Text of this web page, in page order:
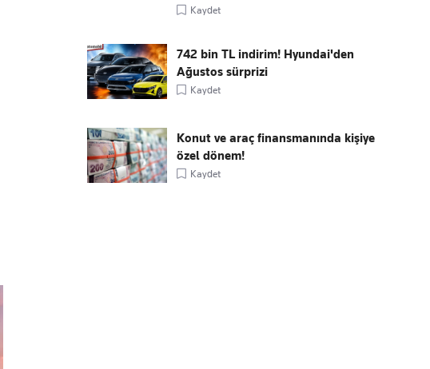
Kaydet
742 bin TL indirim! Hyundai'den
Ağustos sürprizi
Kaydet
Konut ve araç finansmanında kişiye
özel dönem!
Kaydet